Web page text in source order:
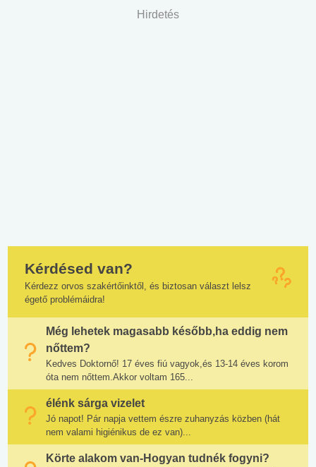
Hirdetés
Kérdésed van?
Kérdezz orvos szakértőinktől, és biztosan választ lelsz
égető problémáidra!
Még lehetek magasabb később,ha eddig nem
nőttem?
Kedves Doktornő! 17 éves fiú vagyok,és 13-14 éves korom
óta nem nőttem.Akkor voltam 165...
élénk sárga vizelet
Jó napot! Pár napja vettem észre zuhanyzás közben (hát
nem valami higiénikus de ez van)...
Körte alakom van-Hogyan tudnék fogyni?